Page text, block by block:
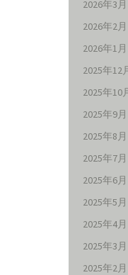
2026年3月
2026年2月
2026年1月
2025年12
2025年10
2025年9月
2025年8月
2025年7月
2025年6月
2025年5月
2025年4月
2025年3月
2025年2月